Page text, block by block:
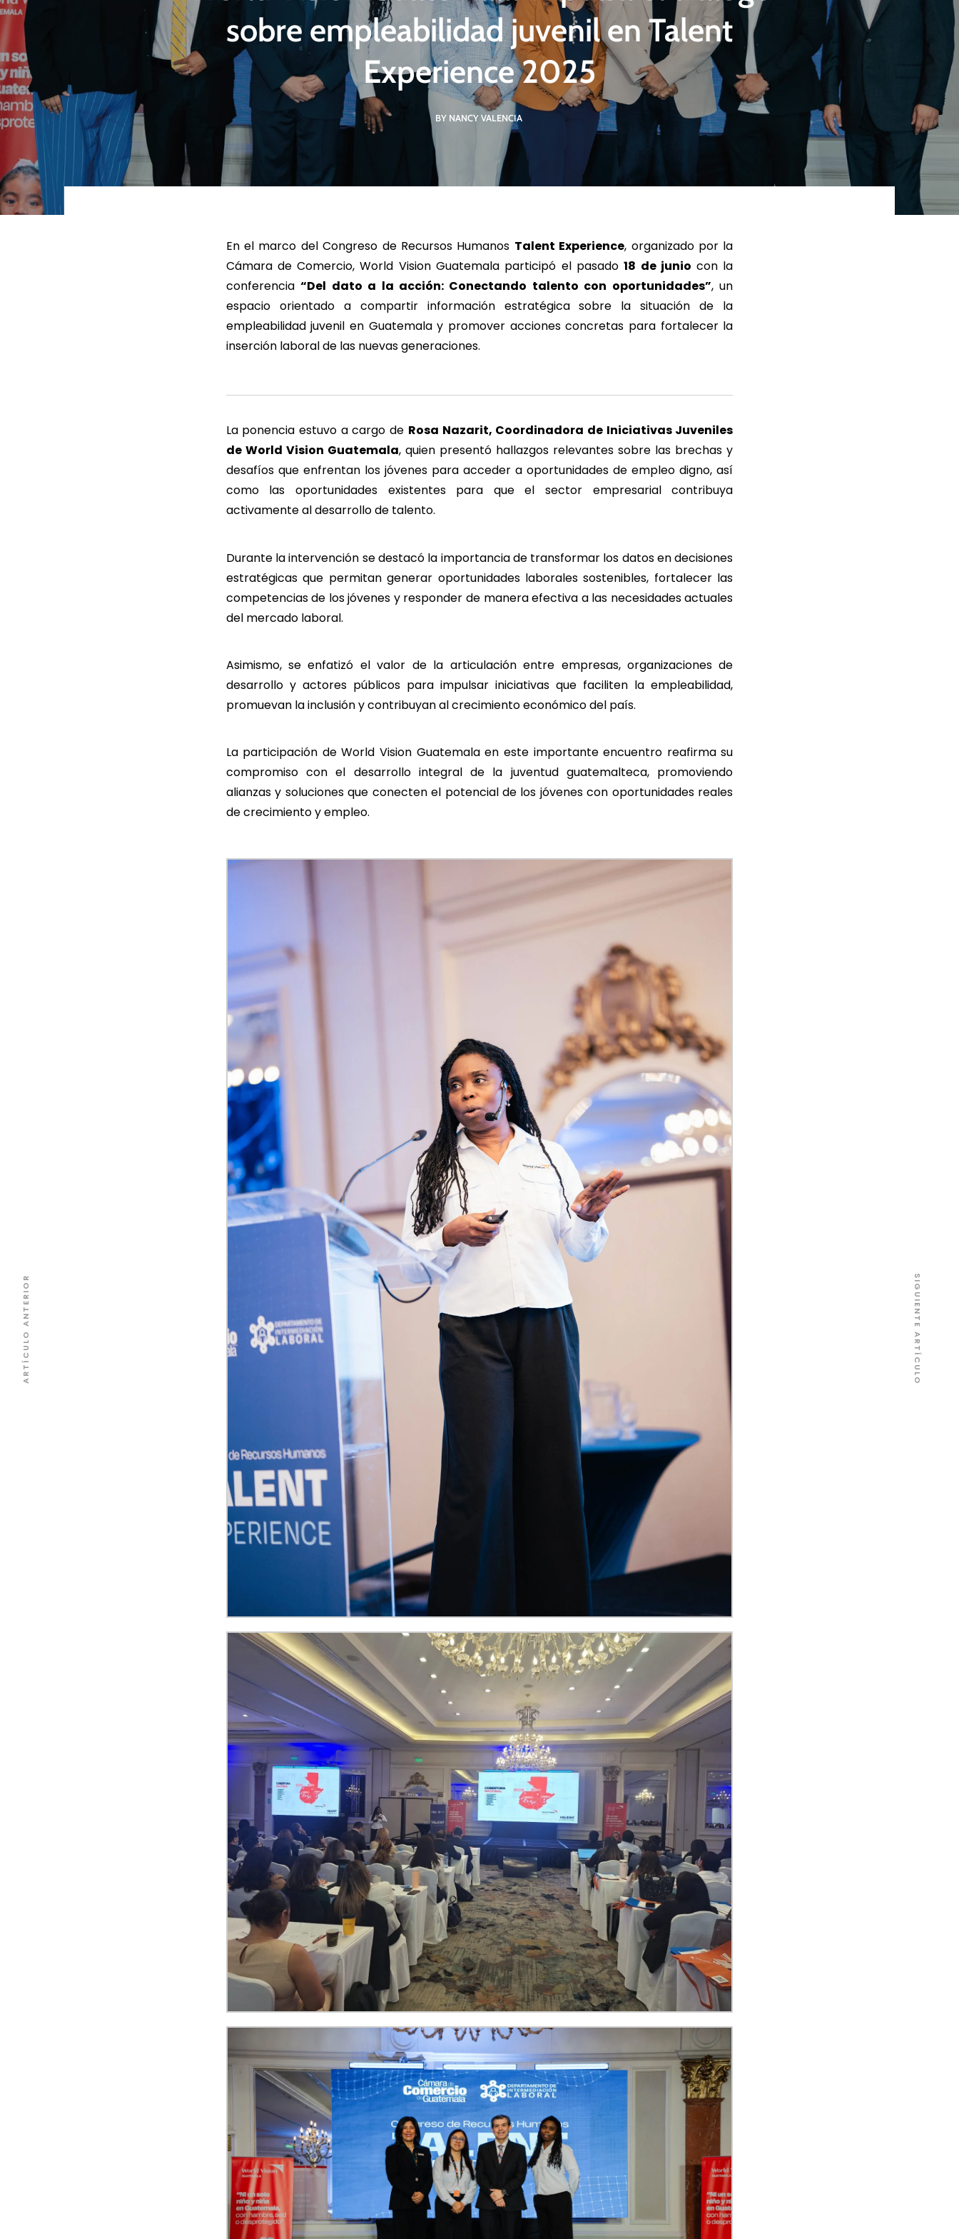
LEER MÁS LEER MÁS LEER MÁS LEER MÁS LEER MÁS
sobre empleabilidad juvenil en Talent
Experience 2025
BY NANCY VALENCIA
En el marco del Congreso de Recursos Humanos Talent Experience, organizado por la
Cámara de Comercio, World Vision Guatemala participó el pasado18 de junio con la
conferencia“Del dato a la acción: Conectando talento con oportunidades”, un
espacio orientado a compartir información estratégica sobre la situación de la
empleabilidad juvenil en Guatemala y promover acciones concretas para fortalecer la
inserción laboral de las nuevas generaciones.
La ponencia estuvo a cargo de Rosa Nazarit, Coordinadora de Iniciativas Juveniles
de World Vision Guatemala, quien presentó hallazgos relevantes sobre las brechas y
desafíos que enfrentan los jóvenes para acceder a oportunidades de empleo digno, así
como las oportunidades existentes para que el sector empresarial contribuya
activamente al desarrollo de talento.
Durante la intervención se destacó la importancia de transformar los datos en decisiones
estratégicas que permitan generar oportunidades laborales sostenibles, fortalecer las
competencias de los jóvenes y responder de manera efectiva a las necesidades actuales
del mercado laboral.
Asimismo, se enfatizó el valor de la articulación entre empresas, organizaciones de
desarrollo y actores públicos para impulsar iniciativas que faciliten la empleabilidad,
promuevan la inclusión y contribuyan al crecimiento económico del país.
La participación de World Vision Guatemala en este importante encuentro reafirma su
compromiso con el desarrollo integral de la juventud guatemalteca, promoviendo
alianzas y soluciones que conecten el potencial de los jóvenes con oportunidades reales
de crecimiento y empleo.
ARTÍCULO ANTERIOR SIGUIENTE ARTÍCULO